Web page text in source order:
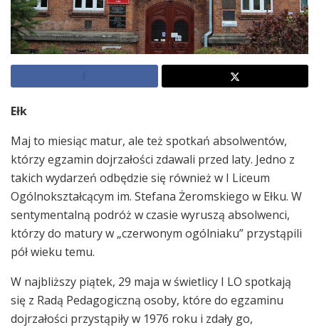
Ełk
Maj to miesiąc matur, ale też spotkań absolwentów,
którzy egzamin dojrzałości zdawali przed laty. Jedno z
takich wydarzeń odbędzie się również w I Liceum
Ogólnokształcącym im. Stefana Żeromskiego w Ełku. W
sentymentalną podróż w czasie wyruszą absolwenci,
którzy do matury w „czerwonym ogólniaku” przystąpili
pół wieku temu.
W najbliższy piątek, 29 maja w świetlicy I LO spotkają
się z Radą Pedagogiczną osoby, które do egzaminu
dojrzałości przystąpiły w 1976 roku i zdały go,